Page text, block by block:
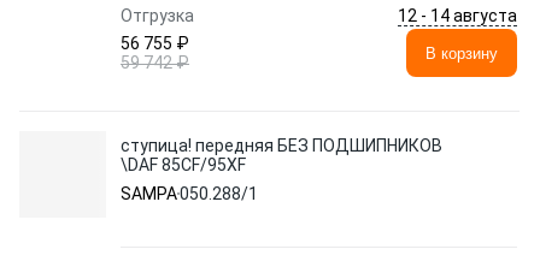
Отгрузка
12 - 14 августа
56 755 ₽
59 742 ₽
В корзину
ступица! передняя БЕЗ ПОДШИПНИКОВ
\DAF 85CF/95XF
SAMPA050.288/1